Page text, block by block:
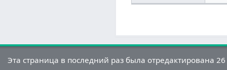
Эта страница в последний раз была отредактирована 26